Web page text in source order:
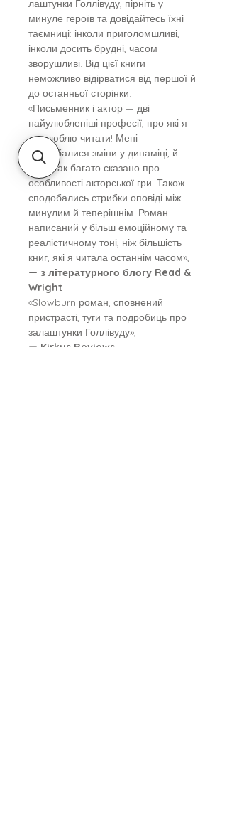
лаштунки Голлівуду, пірніть у
минуле героїв та довідайтесь їхні
таємниці: інколи приголомшливі,
інколи досить брудні, часом
зворушливі. Від цієї книги
неможливо відірватися від першої й
до останньої сторінки.
«Письменник і актор — дві
найулюбленіші професії, про які я
так люблю читати! Мені
сподобалися зміни у динаміці, й
було так багато сказано про
особливості акторської гри. Також
сподобались стрибки оповіді між
минулим й теперішнім. Роман
написаний у більш емоційному та
реалістичному тоні, ніж більшість
книг, які я читала останнім часом»,
— з літературного блогу Read &
Wright
«Slowburn роман, сповнений
пристрасті, туги та подробиць про
залаштунки Голлівуду»,
— Kirkus Reviews